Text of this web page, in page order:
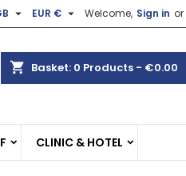
Welcome, Sign in or
EUR € 

shopping_cart Basket: 0 Products - €0.00
CLINIC & HOTEL
×
×
×